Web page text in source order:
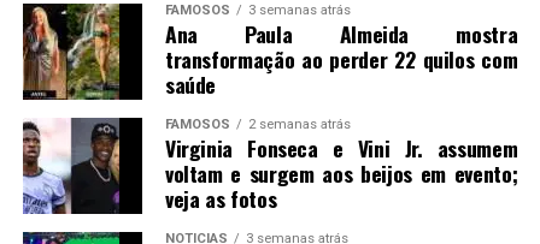
FAMOSOS 3 semanas atrás
Ana Paula Almeida mostra
transformação ao perder 22 quilos com
saúde
FAMOSOS 2 semanas atrás
Virginia Fonseca e Vini Jr. assumem
voltam e surgem aos beijos em evento;
veja as fotos
NOTICIAS 3 semanas atrás